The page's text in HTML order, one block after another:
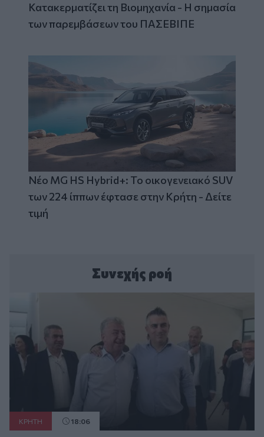
Κατακερματίζει τη Βιομηχανία - Η σημασία
των παρεμβάσεων του ΠΑΣΕΒΙΠΕ
Νέο MG HS Hybrid+: Το οικογενειακό SUV
των 224 ίππων έφτασε στην Κρήτη - Δείτε
τιμή
Συνεχής ροή
ΚΡΗΤΗ 18:06